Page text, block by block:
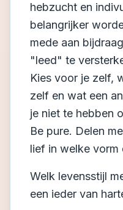
hebzucht en
belangrijker
mede aan
"leed" te
Kies voor je zelf,
zelf en wat een
je niet te hebben
Be pure. Delen
lief in welke vorm
Welk levensstijl
een ieder van